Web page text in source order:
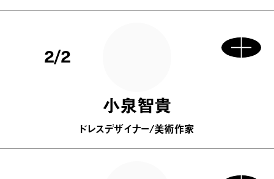
2/2
小泉智貴
ドレスデザイナー/美術作家